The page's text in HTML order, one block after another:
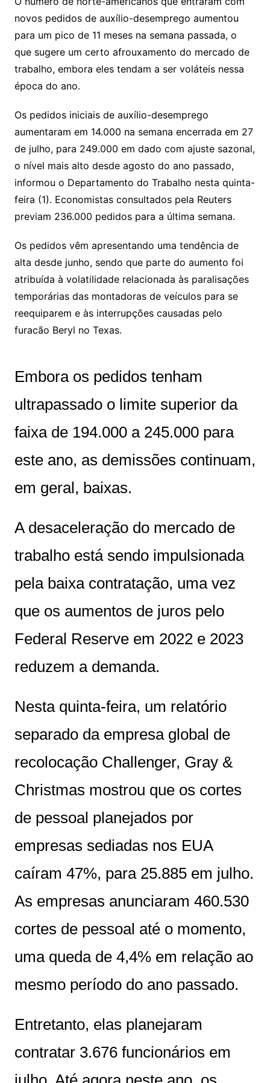
Li
n
k
A
p
p
a
m
dI
n
e
Cl
a
s
o
m
s
s
a
g
e
lo
o
k.
c
o
y
p
e
h
o
o
M
e
a
d
s
ai
l
ar
e
novos pedidos de auxílio-desemprego aumentou
para um pico de 11 meses na semana passada, o
que sugere um certo afrouxamento do mercado de
trabalho, embora eles tendam a ser voláteis nessa
época do ano.
Os pedidos iniciais de auxílio-desemprego
aumentaram em 14.000 na semana encerrada em 27
de julho, para 249.000 em dado com ajuste sazonal,
o nível mais alto desde agosto do ano passado,
informou o Departamento do Trabalho nesta quinta-
feira (1). Economistas consultados pela Reuters
previam 236.000 pedidos para a última semana.
Os pedidos vêm apresentando uma tendência de
alta desde junho, sendo que parte do aumento foi
atribuída à volatilidade relacionada às paralisações
temporárias das montadoras de veículos para se
reequiparem e às interrupções causadas pelo
furacão Beryl no Texas.
Embora os pedidos tenham
ultrapassado o limite superior da
faixa de 194.000 a 245.000 para
este ano, as demissões continuam,
em geral, baixas.
A desaceleração do mercado de
trabalho está sendo impulsionada
pela baixa contratação, uma vez
que os aumentos de juros pelo
Federal Reserve em 2022 e 2023
reduzem a demanda.
Nesta quinta-feira, um relatório
separado da empresa global de
recolocação Challenger, Gray &
Christmas mostrou que os cortes
de pessoal planejados por
empresas sediadas nos EUA
caíram 47%, para 25.885 em julho.
As empresas anunciaram 460.530
cortes de pessoal até o momento,
uma queda de 4,4% em relação ao
mesmo período do ano passado.
Entretanto, elas planejaram
contratar 3.676 funcionários em